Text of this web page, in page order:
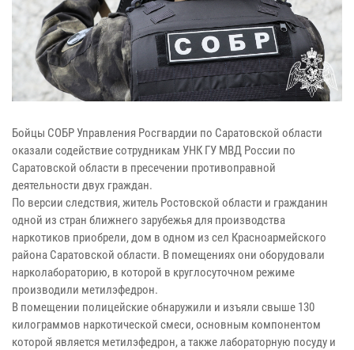
Бойцы СОБР Управления Росгвардии по Саратовской области
оказали содействие сотрудникам УНК ГУ МВД России по
Саратовской области в пресечении противоправной
деятельности двух граждан.
По версии следствия, житель Ростовской области и гражданин
одной из стран ближнего зарубежья для производства
наркотиков приобрели, дом в одном из сел Красноармейского
района Саратовской области. В помещениях они оборудовали
нарколабораторию, в которой в круглосуточном режиме
производили метилэфедрон.
В помещении полицейские обнаружили и изъяли свыше 130
килограммов наркотической смеси, основным компонентом
которой является метилэфедрон, а также лабораторную посуду и